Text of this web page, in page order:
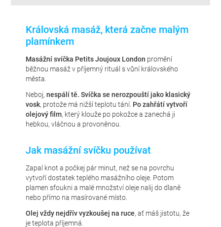
Královská masáž, která začne malým
plamínkem
Masážní svíčka Petits Joujoux London promění
běžnou masáž v příjemný rituál s vůní královského
města.
Neboj,nespálí tě. Svíčka se nerozpouští jako klasický
vosk, protože má nižší teplotu tání. Po zahřátí vytvoří
olejový film, který klouže po pokožce a zanechá ji
hebkou, vláčnou a provoněnou.
Jak masážní svíčku používat
Zapal knot a počkej pár minut, než se na povrchu
vytvoří dostatek teplého masážního oleje. Potom
plamen sfoukni a malé množství oleje nalij do dlaně
nebo přímo na masírované místo.
Olej vždy nejdřív vyzkoušej na ruce, ať máš jistotu, že
je teplota příjemná.